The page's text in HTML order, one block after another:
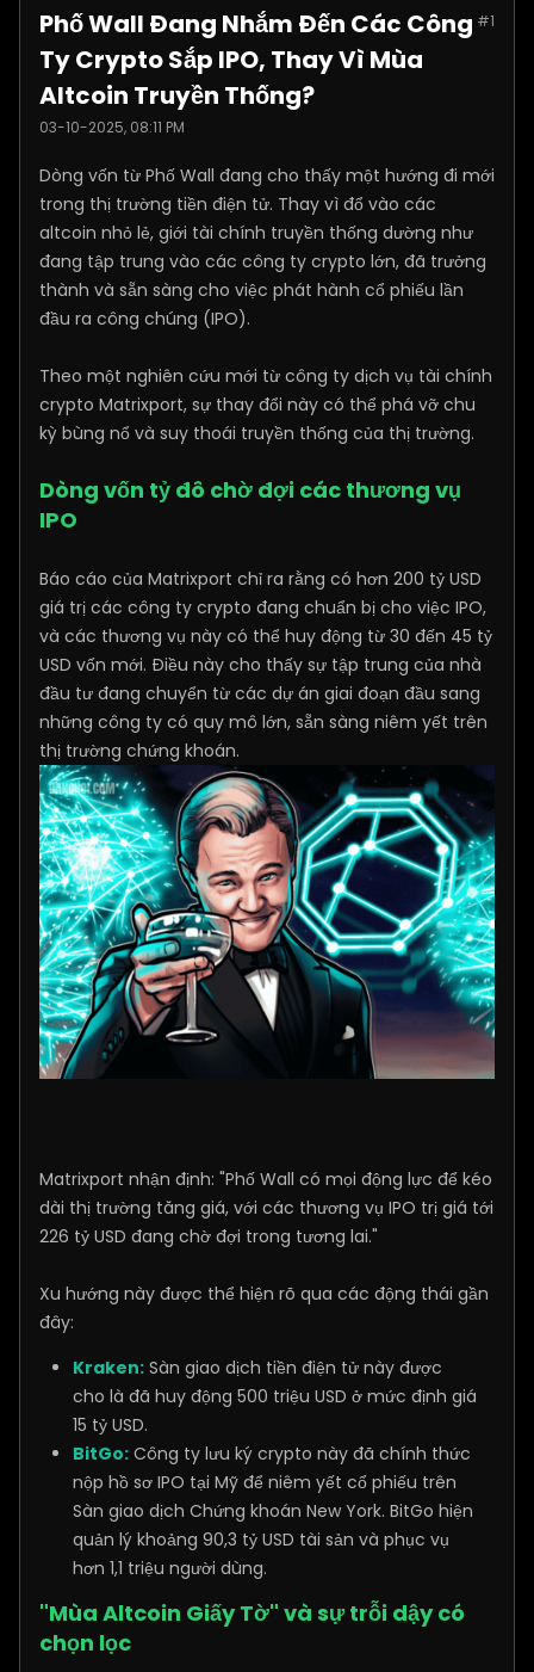
Posts: 1248 #1
Phố Wall Đang Nhắm Đến Các Công
Ty Crypto Sắp IPO, Thay Vì Mùa
Altcoin Truyền Thống?
03-10-2025, 08:11 PM
Dòng vốn từ Phố Wall đang cho thấy một hướng đi mới
trong thị trường tiền điện tử. Thay vì đổ vào các
altcoin nhỏ lẻ, giới tài chính truyền thống dường như
đang tập trung vào các công ty crypto lớn, đã trưởng
thành và sẵn sàng cho việc phát hành cổ phiếu lần
đầu ra công chúng (IPO).
Theo một nghiên cứu mới từ công ty dịch vụ tài chính
crypto Matrixport, sự thay đổi này có thể phá vỡ chu
kỳ bùng nổ và suy thoái truyền thống của thị trường.
Dòng vốn tỷ đô chờ đợi các thương vụ
IPO
Báo cáo của Matrixport chỉ ra rằng có hơn 200 tỷ USD
giá trị các công ty crypto đang chuẩn bị cho việc IPO,
và các thương vụ này có thể huy động từ 30 đến 45 tỷ
USD vốn mới. Điều này cho thấy sự tập trung của nhà
đầu tư đang chuyển từ các dự án giai đoạn đầu sang
những công ty có quy mô lớn, sẵn sàng niêm yết trên
thị trường chứng khoán.
Matrixport nhận định: "Phố Wall có mọi động lực để kéo
dài thị trường tăng giá, với các thương vụ IPO trị giá tới
226 tỷ USD đang chờ đợi trong tương lai."
Xu hướng này được thể hiện rõ qua các động thái gần
đây:
Kraken: Sàn giao dịch tiền điện tử này được
cho là đã huy động 500 triệu USD ở mức định giá
15 tỷ USD.
BitGo: Công ty lưu ký crypto này đã chính thức
nộp hồ sơ IPO tại Mỹ để niêm yết cổ phiếu trên
Sàn giao dịch Chứng khoán New York. BitGo hiện
quản lý khoảng 90,3 tỷ USD tài sản và phục vụ
hơn 1,1 triệu người dùng.
"Mùa Altcoin Giấy Tờ" và sự trỗi dậy có
chọn lọc